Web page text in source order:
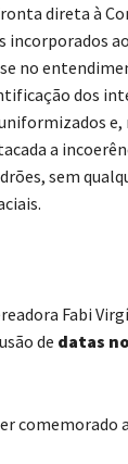
direta à
incorporados
no
dos
a
sem
Fabi
de datas
comemorado